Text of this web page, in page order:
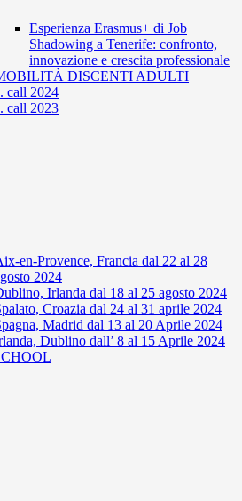
Esperienza Erasmus+ di Job
Shadowing a Tenerife: confronto,
innovazione e crescita professionale
DISCENTI ADULTI
call 2024
call 2023
en-Provence, Francia dal 22 al 28
2024
Irlanda dal 18 al 25 agosto 2024
Croazia dal 24 al 31 aprile 2024
Madrid dal 13 al 20 Aprile 2024
Dublino dall’ 8 al 15 Aprile 2024